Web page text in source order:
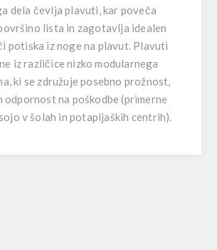
dela čevlja plavuti, kar poveča
lista in zagotavlja idealen
potiska iz noge na plavut. Plavuti
iz različice nizko modularnega
ki se združuje posebno prožnost,
odpornost na poškodbe (primerne
v šolah in potapljaških centrih).